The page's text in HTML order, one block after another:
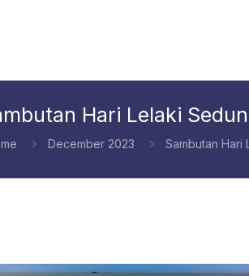
Hari Lelaki
December 2023 Sambutan Hari